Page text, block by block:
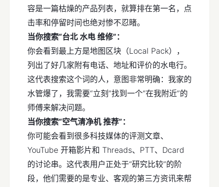
容是一篇枯燥的产品列表，就算排在第一名，点
击率和停留时间也绝对惨不忍睹。
当你搜索“台北 水电 维修”：
你会看到最上方是地图区块（Local Pack），
列出了好几家附有电话、地址和评价的水电行。
这代表搜索这个词的人，意图非常明确：我家的
水管爆了，我需要“立刻”找到一个“在我附近”的
师傅来解决问题。
当你搜索“空气清净机 推荐”：
你可能会看到很多科技媒体的评测文章、
YouTube 开箱影片和 Threads、PTT、Dcard
的讨论串。这代表用户正处于“研究比较”的阶
段，他们需要的是专业、客观的第三方资讯来帮